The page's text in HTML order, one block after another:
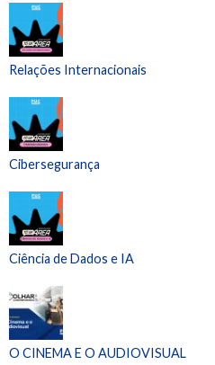
Relações Internacionais
Cibersegurança
Ciência de Dados e IA
O CINEMA E O AUDIOVISUAL